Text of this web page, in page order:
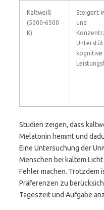
Kaltweiß
(5000-6500
K)
Steigert
und
kognitive
Studien zeigen, dass
Melatonin hemmt und
Eine Untersuchung der
Menschen bei kaltem
Fehler machen. Trotzdem
Präferenzen zu
Tageszeit und Aufgabe